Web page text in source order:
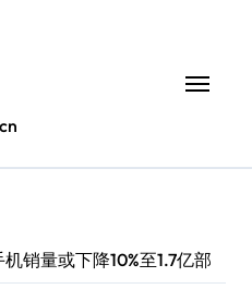
销量或下降10%至1.7亿部